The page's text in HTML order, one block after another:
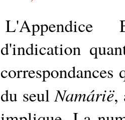
d'indication
du seulNamárië,